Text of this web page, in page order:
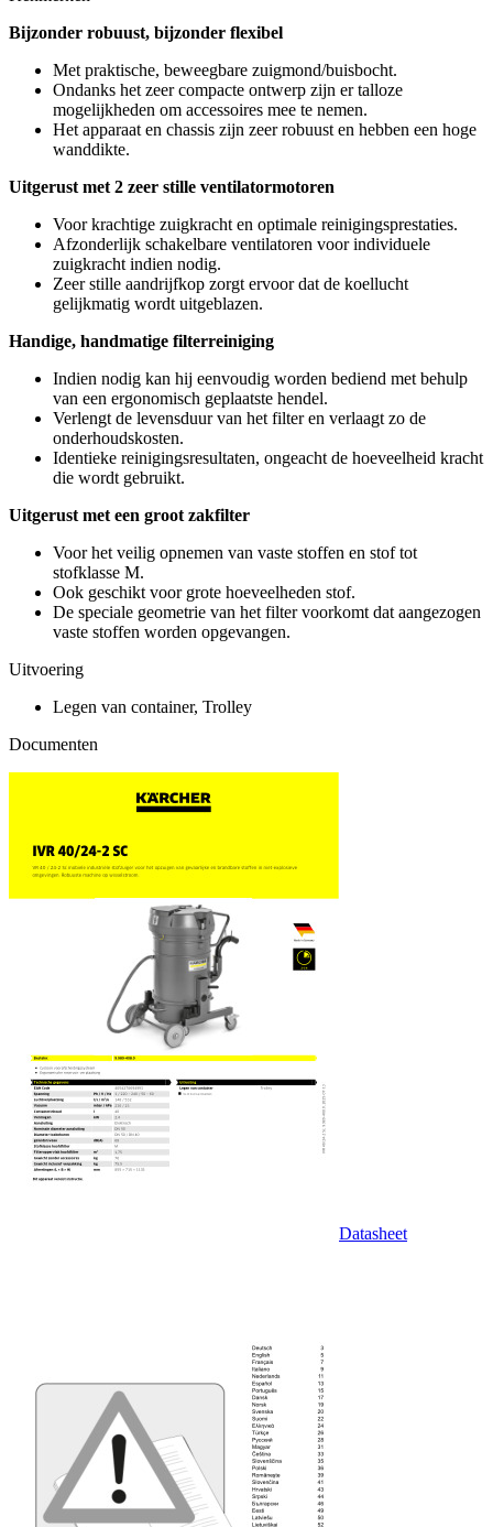
Bijzonder robuust, bijzonder flexibel
Met praktische, beweegbare zuigmond/buisbocht.
Ondanks het zeer compacte ontwerp zijn er talloze
mogelijkheden om accessoires mee te nemen.
Het apparaat en chassis zijn zeer robuust en hebben een hoge
wanddikte.
Uitgerust met 2 zeer stille ventilatormotoren
Voor krachtige zuigkracht en optimale reinigingsprestaties.
Afzonderlijk schakelbare ventilatoren voor individuele
zuigkracht indien nodig.
Zeer stille aandrijfkop zorgt ervoor dat de koellucht
gelijkmatig wordt uitgeblazen.
Handige, handmatige filterreiniging
Indien nodig kan hij eenvoudig worden bediend met behulp
van een ergonomisch geplaatste hendel.
Verlengt de levensduur van het filter en verlaagt zo de
onderhoudskosten.
Identieke reinigingsresultaten, ongeacht de hoeveelheid kracht
die wordt gebruikt.
Uitgerust met een groot zakfilter
Voor het veilig opnemen van vaste stoffen en stof tot
stofklasse M.
Ook geschikt voor grote hoeveelheden stof.
De speciale geometrie van het filter voorkomt dat aangezogen
vaste stoffen worden opgevangen.
Uitvoering
Legen van container, Trolley
Documenten
Datasheet